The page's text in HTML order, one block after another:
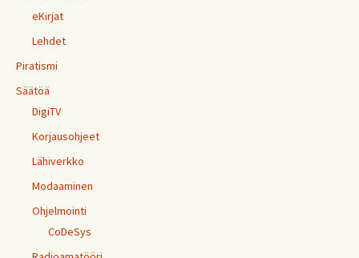
eKirjat
Lehdet
Piratismi
Säätöä
DigiTV
Korjausohjeet
Lähiverkko
Modaaminen
Ohjelmointi
CoDeSys